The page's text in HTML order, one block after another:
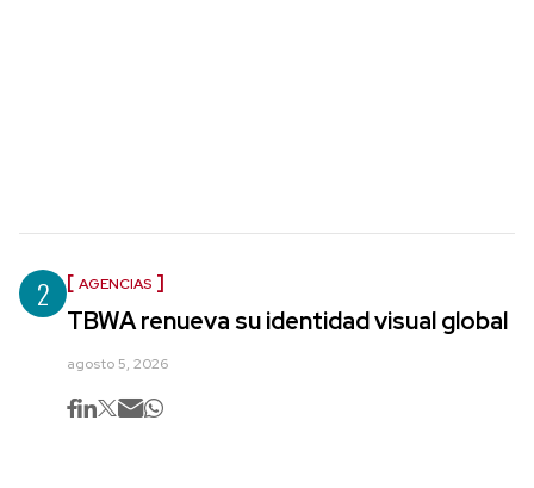
2 AGENCIAS
TBWA renueva su identidad visual global
agosto 5, 2026